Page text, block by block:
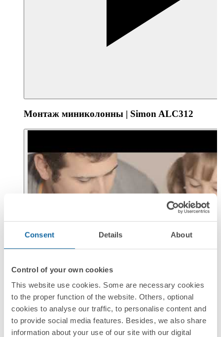
Consent Details About
Control of your own cookies
This website use cookies. Some are necessary cookies
to the proper function of the website. Others, optional
cookies to analyse our traffic, to personalise content and
to provide social media features. Besides, we also share
information about your use of our site with our digital
Монтаж миниколонны | Simon ALC312